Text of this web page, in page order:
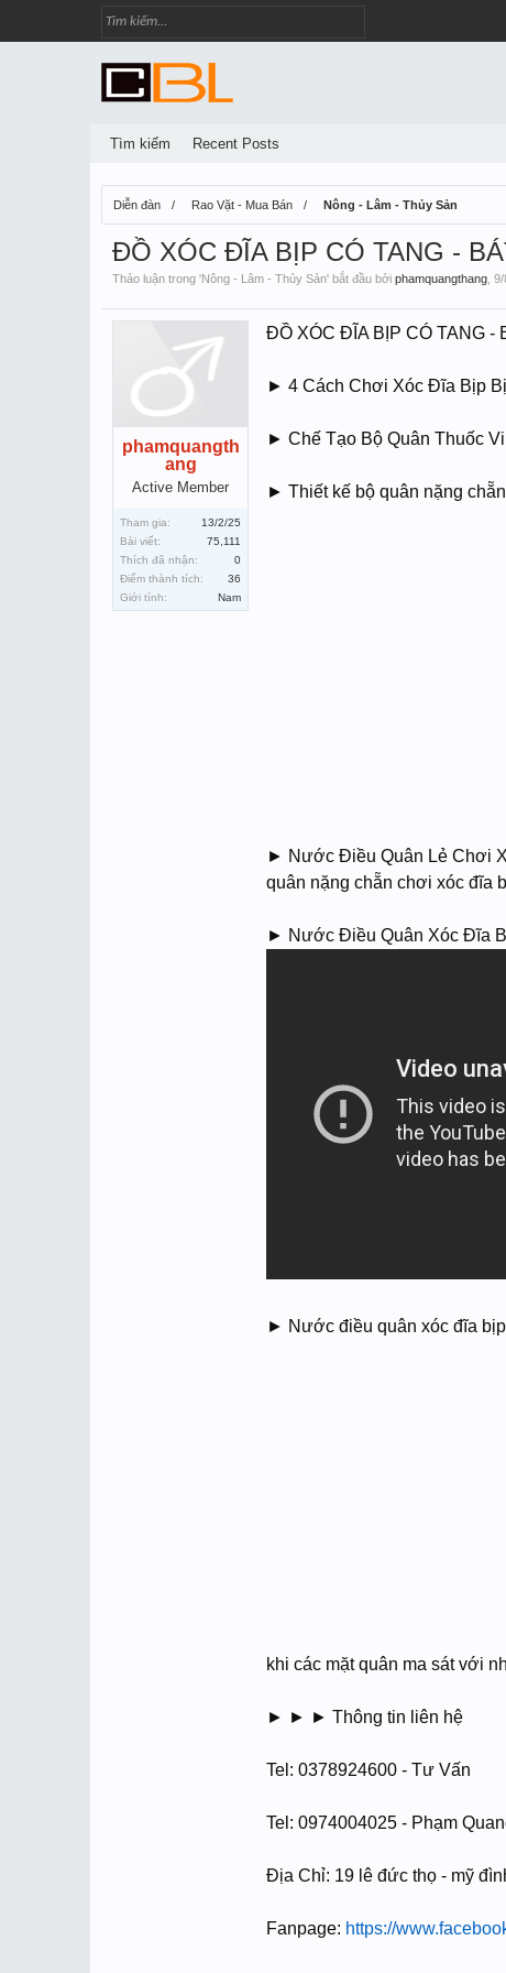
Diễn đàn Rao Vặt - Mua Bán Nông - Lâm - Thủy Sản
ĐỒ XÓC ĐĨA BỊP CÓ TANG -
Thảo luận trong 'Nông - Lâm - Thủy Sản' bắt đầu bởi phamquangthang 9/
phamquangth
ang
Active Member
Tham gia:
13/2/25
Bài viết:
75,111
Thích đã nhận:
0
Điểm thành tích:
36
Giới tính:
Nam
ĐỒ XÓC ĐĨA BỊP CÓ TANG -
► 4 Cách Chơi Xóc Đĩa Bịp
► Chế Tạo Bộ Quân Thuốc
► Thiết kế bộ quân nặng
► Nước Điều Quân Lẻ Chơi
quân nặng chẵn chơi xóc đĩa
► Nước Điều Quân Xóc Đĩa
► Nước điều quân xóc đĩa
khi các mặt quân ma sát với
► ► ► Thông tin liên hệ
Tel: 0378924600 - Tư Vấn
Tel: 0974004025 - Phạm
Địa Chỉ: 19 lê đức thọ - mỹ
Fanpage: https://
Tìm kiếm Recent Posts